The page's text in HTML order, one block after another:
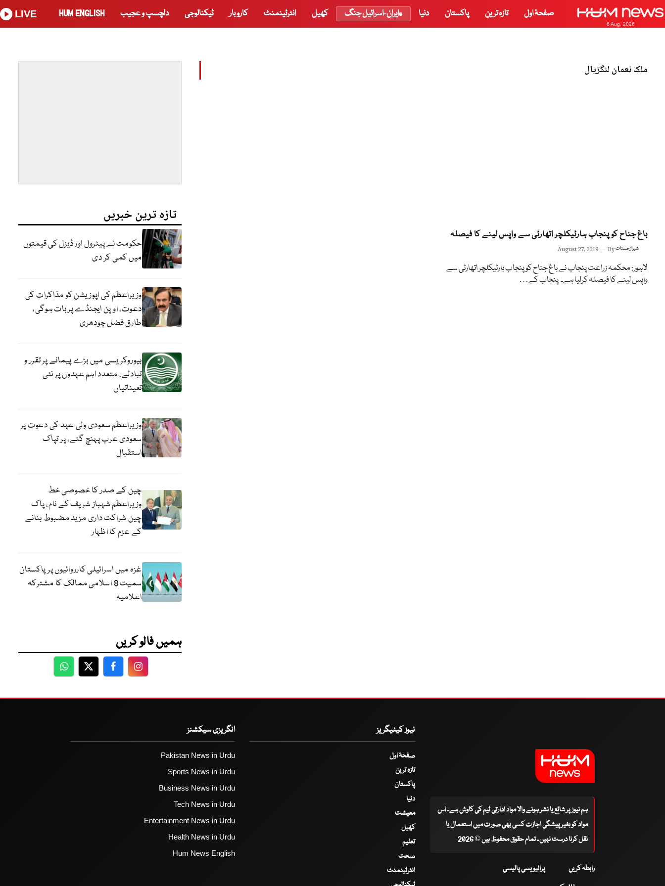
6 Aug, 2026
صفحۂ اول تازہ ترین پاکستان دنیا ایران-اسرائیل جنگ کھیل انٹرٹینمنٹ کاروبار ٹیکنالوجی دلچسپ و عجیب HUM ENGLISH
LIVE
ملک نعمان لنگڑیال
باغ جناح کو پنجاب ہارٹیکلچر اتھارٹی سے واپس لینے کا فیصلہ
August 27, 2019 Byشیراز حسنات
لاہور: محکمہ زراعت پنجاب نے باغ جناح کو پنجاب ہارٹیکلچر اتھارٹی سے
واپس لینے کا فیصلہ کرلیا ہے۔ پنجاب کے…
تازہ ترین خبریں
حکومت نے پیٹرول اور ڈیزل کی قیمتوں
میں کمی کر دی
وزیراعظم کی اپوزیشن کو مذاکرات کی
دعوت، اوپن ایجنڈے پر بات ہوگی،
طارق فضل چودھری
بیوروکریسی میں بڑے پیمانے پر تقرر و
تبادلے، متعدد اہم عہدوں پر نئی
تعیناتیاں
وزیراعظم سعودی ولی عہد کی دعوت پر
سعودی عرب پہنچ گئے، پر تپاک
استقبال
چین کے صدر کا خصوصی خط
وزیراعظم شہباز شریف کے نام، پاک
چین شراکت داری مزید مضبوط بنانے
کے عزم کا اظہار
غزہ میں اسرائیلی کارروائیوں پر پاکستان
سمیت 8 اسلامی ممالک کا مشترکہ
اعلامیہ
ہمیں فالو کریں
WhatsApp
TwitterFacebookFacebook
ہم نیوز پر شائع یا نشر ہونے والا مواد ادارتی ٹیم کی کاوش ہے۔ اس
مواد کو بغیر پیشگی اجازت کسی بھی صورت میں استعمال یا
نقل کرنا درست نہیں۔ تمام حقوق محفوظ ہیں © 2026
رابطہ کریں پرائیویسی پالیسی
نیوز کیٹیگریز
صفحۂ اول
تازہ ترین
پاکستان
دنیا
معیشت
کھیل
تعلیم
صحت
انٹرٹینمنٹ
انگریزی سیکشنز
Pakistan News in Urdu
Sports News in Urdu
Business News in Urdu
Tech News in Urdu
Entertainment News in Urdu
Health News in Urdu
Hum News English